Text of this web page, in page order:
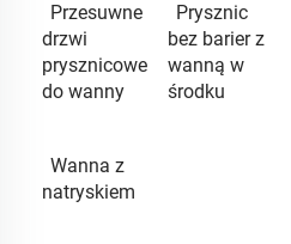
Przesuwne
drzwi
prysznicowe
do wanny
Prysznic
bez barier z
wanną w
środku
Wanna z
natryskiem